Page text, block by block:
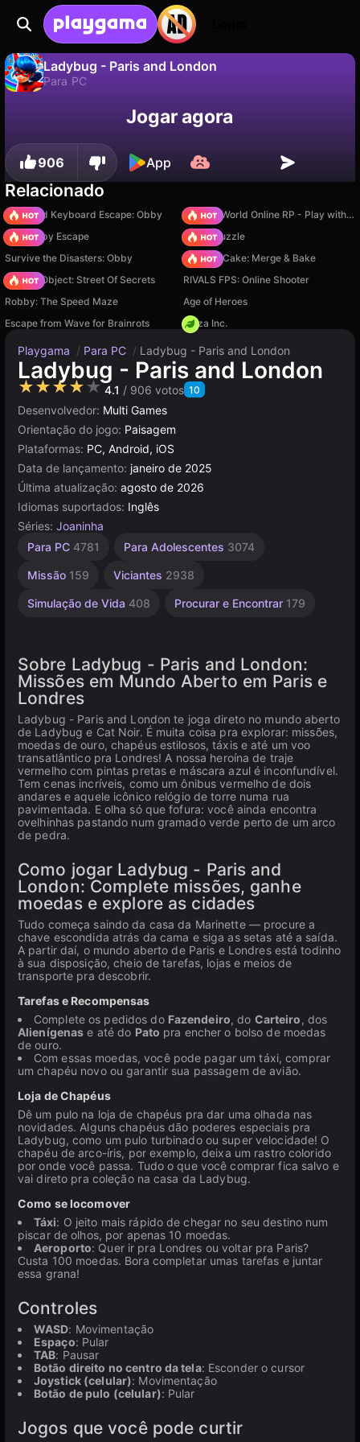
Ladybug - Paris and London
Para PC
Salve o progresso!Jogar agora
906 App
Relacionado
+1 Speed Keyboard Escape: Obby
Sprunki World Online RP - Play with Friends!
Your Obby Escape
Arrow Puzzle
Survive the Disasters: Obby
Piece of Cake: Merge & Bake
Hidden Object: Street Of Secrets
RIVALS FPS: Online Shooter
Robby: The Speed Maze
Age of Heroes
Escape from Wave for Brainrots
Pizza Inc.
Playgama / Para PC / Ladybug - Paris and London
Ladybug - Paris and London
★★★★★4.1 / 906 votos 10
Desenvolvedor: Multi Games
Orientação do jogo: Paisagem
Plataformas: PC, Android, iOS
Data de lançamento: janeiro de 2025
Última atualização: agosto de 2026
Idiomas suportados: Inglês
Séries: Joaninha
Para PC 4781 Para Adolescentes 3074
Missão 159 Viciantes 2938
Simulação de Vida 408 Procurar e Encontrar 179
Mesa e
5171
Simples
Infantis
Navegador
Sobre Ladybug - Paris and London:
Missões em Mundo Aberto em Paris e
Londres
Ladybug - Paris and London te joga direto no mundo aberto
de Ladybug e Cat Noir. É muita coisa pra explorar: missões,
moedas de ouro, chapéus estilosos, táxis e até um voo
transatlântico pra Londres! A nossa heroína de traje
vermelho com pintas pretas e máscara azul é inconfundível.
Tem cenas incríveis, como um ônibus vermelho de dois
andares e aquele icônico relógio de torre numa rua
pavimentada. E olha só que fofura: você ainda encontra
ovelhinhas pastando num gramado verde perto de um arco
de pedra.
Como jogar Ladybug - Paris and
London: Complete missões, ganhe
moedas e explore as cidades
Tudo começa saindo da casa da Marinette — procure a
chave escondida atrás da cama e siga as setas até a saída.
A partir daí, o mundo aberto de Paris e Londres está todinho
à sua disposição, cheio de tarefas, lojas e meios de
transporte pra descobrir.
Tarefas e Recompensas
Complete os pedidos do Fazendeiro, do Carteiro, dos
Alienígenas e até do Pato pra encher o bolso de moedas
de ouro.
Com essas moedas, você pode pagar um táxi, comprar
um chapéu novo ou garantir sua passagem de avião.
Loja de Chapéus
Dê um pulo na loja de chapéus pra dar uma olhada nas
novidades. Alguns chapéus dão poderes especiais pra
Ladybug, como um pulo turbinado ou super velocidade! O
chapéu de arco-íris, por exemplo, deixa um rastro colorido
por onde você passa. Tudo o que você comprar fica salvo e
vai direto pra coleção na casa da Ladybug.
Como se locomover
Táxi: O jeito mais rápido de chegar no seu destino num
piscar de olhos, por apenas 10 moedas.
Aeroporto: Quer ir pra Londres ou voltar pra Paris?
Custa 100 moedas. Bora completar umas tarefas e juntar
essa grana!
Controles
WASD: Movimentação
Espaço: Pular
TAB: Pausar
Botão direito no centro da tela: Esconder o cursor
Joystick (celular): Movimentação
Botão de pulo (celular): Pular
Jogos que você pode curtir